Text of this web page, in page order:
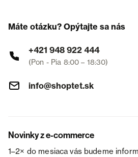
Máte otázku? Opýtajte sa nás
+421 948 922 444
(Pon - Pia 8:00 – 18:30)
info@shoptet.sk
Novinky z e-commerce
1–2× do mesiaca vás budeme